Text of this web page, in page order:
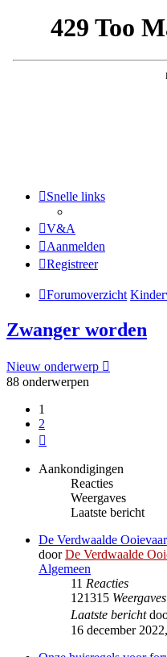
Snelle links
V&A
Aanmelden
Registreer
Forumoverzicht
Zwanger worden
Nieuw onderwerp
88 onderwerpen
1
2
Aankondigingen
Reacties
Weergaves
Laatste bericht
De Verdwaalde
doorDe Verdwaalde
Algemeen
11 Reacties
121315 Weergaves
Laatste bericht
16 december